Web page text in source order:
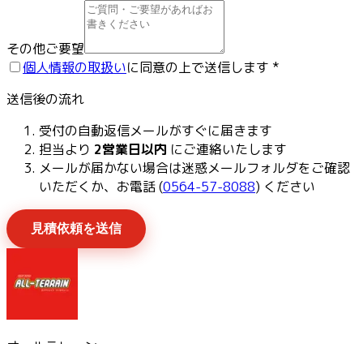
その他ご要望
個人情報の取扱いに同意の上で送信します *
送信後の流れ
受付の自動返信メールがすぐに届きます
担当より 2営業日以内 にご連絡いたします
メールが届かない場合は迷惑メールフォルダをご確認
いただくか、お電話 (0564-57-8088) ください
見積依頼を送信